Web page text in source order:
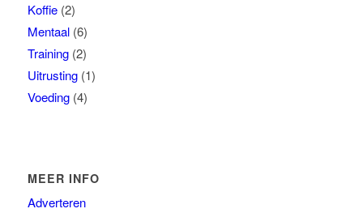
Koffie(2)
Mentaal(6)
Training(2)
Uitrusting(1)
Voeding(4)
MEER INFO
Adverteren